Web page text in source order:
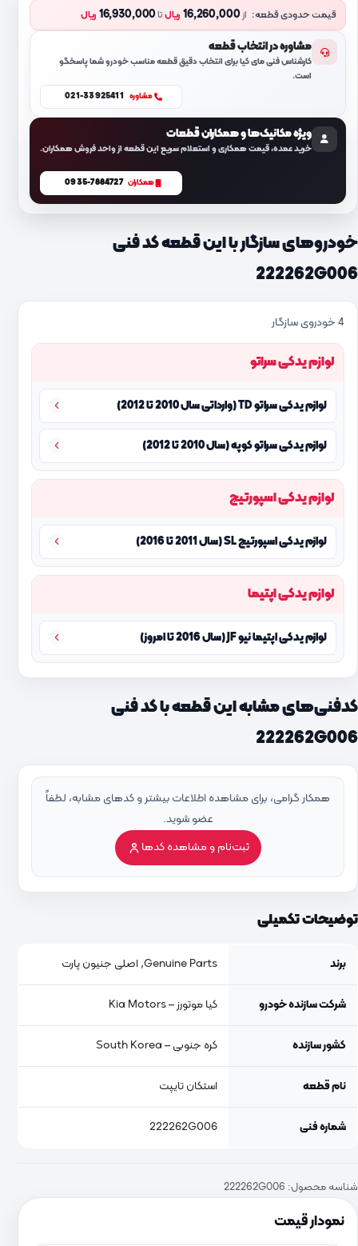
نمودار قیمت
قیمت حدودی قطعه: از16,260,000 ریالتا16,930,000 ریال
مشاوره در انتخاب قطعه
کارشناس فنی مای کیا برای انتخاب دقیق قطعه مناسب خودرو شما پاسخگو
است.
مشاوره 021-33925411
ویژه مکانیک‌ها و همکاران قطعات
خرید عمده، قیمت همکاری و استعلام سریع این قطعه از واحد فروش همکاران.
همکاران 0935-7884727
خودروهای سازگار با این قطعه کد فنی
222262G006
4 خودروی سازگار
لوازم یدکی سراتو
لوازم یدکی سراتو TD (وارداتی سال 2010 تا 2012)
لوازم یدکی سراتو کوپه (سال 2010 تا 2012)
لوازم یدکی اسپورتیج
لوازم یدکی اسپورتیج SL (سال 2011 تا 2016)
لوازم یدکی اپتیما
لوازم یدکی اپتیما نیو JF (سال 2016 تا امروز)
کدفنی‌های مشابه این قطعه با کد فنی
222262G006
همکار گرامی، برای مشاهده اطلاعات بیشتر و کدهای مشابه، لطفاً
عضو شوید.
ثبت‌نام و مشاهده کدها
توضیحات تکمیلی
برند Genuine Parts, اصلی جنیون پارت
شرکت سازنده خودرو کیا موتورز – Kia Motors
کشور سازنده کره جنوبی – South Korea
نام قطعه استکان تایپت
شماره فنی 222262G006
شناسه محصول: 222262G006